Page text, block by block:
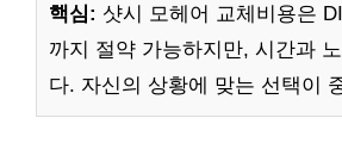
핵심: 샷시 모헤어 교체비용은
까지 절약 가능하지만, 시간과
다. 자신의 상황에 맞는 선택이